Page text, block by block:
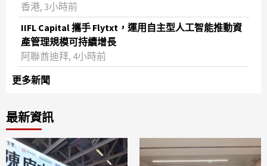
香港, 3小時前
IIFL Capital 攜手 Flytxt，運用自主型人工智能推動資
產管理規模可持續增長
阿聯酋迪拜, 4小時前
更多新聞
最新資訊